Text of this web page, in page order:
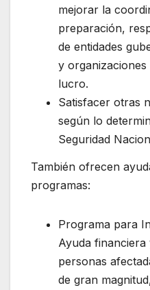
mejorar la
preparación,
de entidades
y organizaciones
lucro.
Satisfacer otras
según lo
Seguridad
También ofrecen
programas:
Programa para
Ayuda financiera
personas
de gran